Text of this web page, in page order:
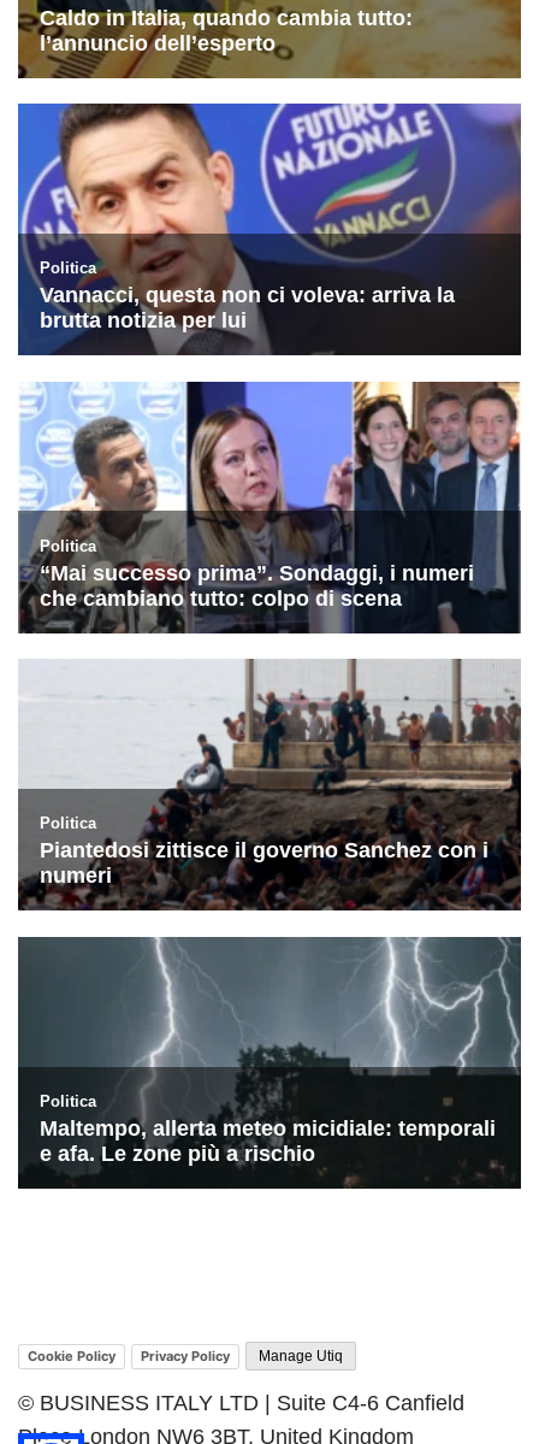
Cookie Policy Privacy Policy Manage Utiq
© BUSINESS ITALY LTD | Suite C4-6 Canfield
Place London NW6 3BT, United Kingdom